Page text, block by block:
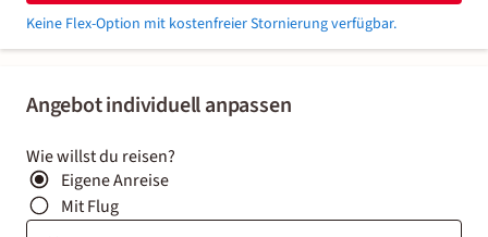
Angebot individuell anpassen
Wie willst du reisen?
Eigene Anreise
Mit Flug
Keine Flex-Option mit kostenfreier Stornierung verfügbar.